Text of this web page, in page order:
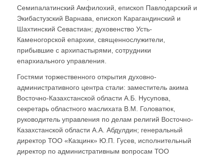
Семипалатинский Амфилохий, епископ Павлодарский и
Экибастузский Варнава, епископ Карагандинский и
Шахтинский Севастиан; духовенство Усть-
Каменогорской епархии, священнослужители,
прибывшие с архипастырями, сотрудники
епархиального управления.
Гостями торжественного открытия духовно-
административного центра стали: заместитель акима
Восточно-Казахстанской области А.Б. Нусупова,
секретарь областного маслихата В.М. Головатюк,
руководитель управления по делам религий Восточно-
Казахстанской области А.А. Абдулдин; генеральный
директор ТОО «Казцинк» Ю.П. Гусев, исполнительный
директор по административным вопросам ТОО